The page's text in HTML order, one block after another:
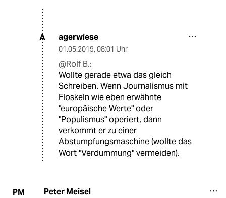
A agerwiese
01.05.2019, 08:01 Uhr
@Rolf B.:
Wollte gerade etwa das gleich
Schreiben. Wenn Journalismus mit
Floskeln wie eben erwähnte
"europäische Werte" oder
"Populismus" operiert, dann
verkommt er zu einer
Abstumpfungsmaschine (wollte das
Wort "Verdummung" vermeiden).
PM Peter Meisel